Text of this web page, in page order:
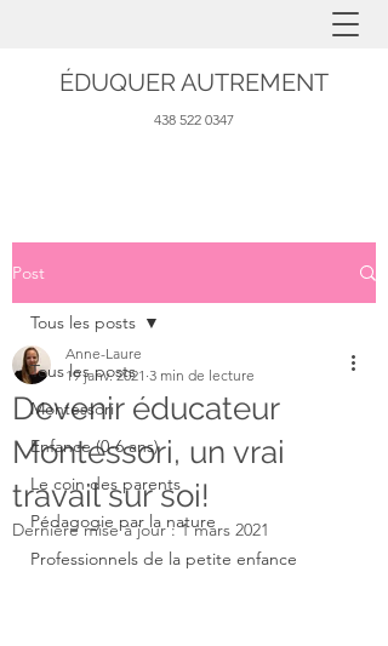
ÉDUQUER AUTREMENT
438 522 0347
Post
Tous les posts
Montessori
Enfance (0-6 ans)
Le coin des parents
Pédagogie par la nature
Professionnels de la petite enfance
Tous les posts
Devenir éducateur
Montessori, un vrai
travail sur soi!
Anne-Laure
19 janv. 2021 3 min de lecture
Dernière mise à jour :1 mars 2021